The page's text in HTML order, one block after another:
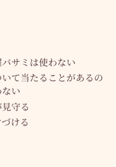
サミは使わない
て当たることがあるの
い
守る
ける